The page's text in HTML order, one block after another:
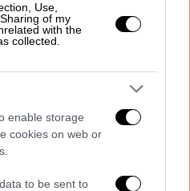
Use,
of my
with the
collected.
enable storage
cookies on web or
to be sent to
για χρόνια» - Η
για τον Μέριλιν
«Phoenix
τεκμηριώνει την
τον Μέριλιν
βασανιστή της